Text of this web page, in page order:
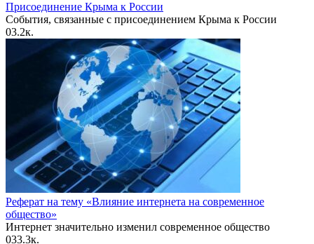
Присоединение Крыма к России
События, связанные с присоединением Крыма к России
03.2к.
Реферат на тему «Влияние интернета на современное
общество»
Интернет значительно изменил современное общество
033.3к.